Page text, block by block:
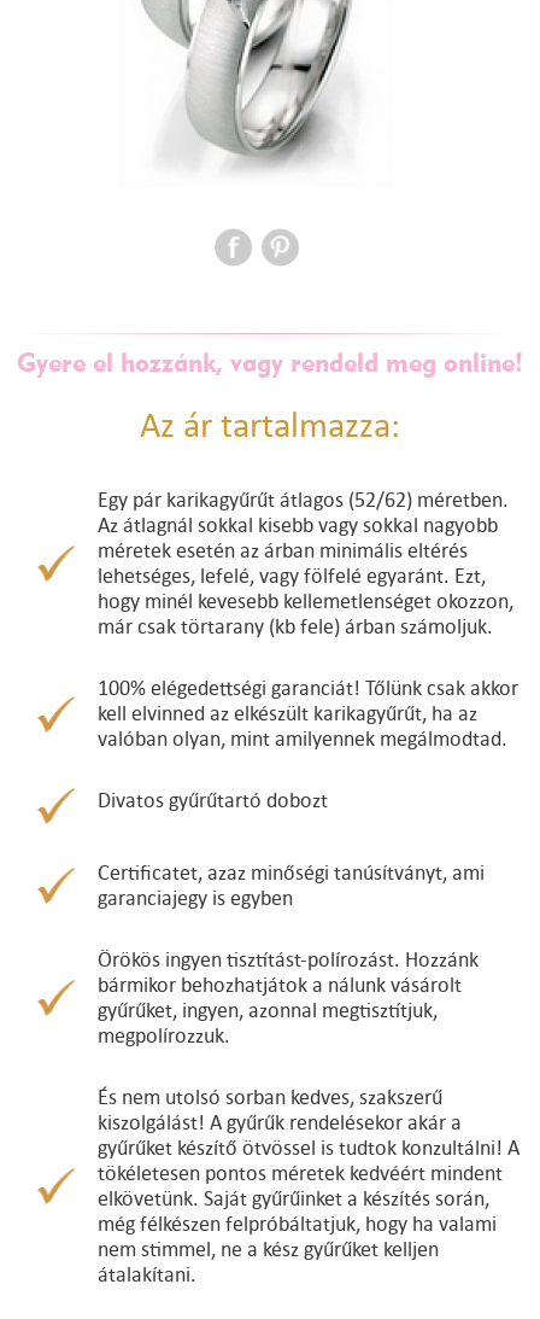
Gyere el hozzánk, vagy rendeld meg online!
Az ár tartalmazza:
Egy pár karikagyűrűt átlagos (52/62) méretben.
Az átlagnál sokkal kisebb vagy sokkal nagyobb
méretek esetén az árban minimális eltérés
lehetséges, lefelé, vagy fölfelé egyaránt. Ezt,
hogy minél kevesebb kellemetlenséget okozzon,
már csak törtarany (kb fele) árban számoljuk.
100% elégedettségi garanciát! Tőlünk csak akkor
kell elvinned az elkészült karikagyűrűt, ha az
valóban olyan, mint amilyennek megálmodtad.
Divatos gyűrűtartó dobozt
Certificatet, azaz minőségi tanúsítványt, ami
garanciajegy is egyben
Örökös ingyen tisztítást-polírozást. Hozzánk
bármikor behozhatjátok a nálunk vásárolt
gyűrűket, ingyen, azonnal megtisztítjuk,
megpolírozzuk.
És nem utolsó sorban kedves, szakszerű
kiszolgálást! A gyűrűk rendelésekor akár a
gyűrűket készítő ötvössel is tudtok konzultálni! A
tökéletesen pontos méretek kedvéért mindent
elkövetünk. Saját gyűrűinket a készítés során,
még félkészen felpróbáltatjuk, hogy ha valami
nem stimmel, ne a kész gyűrűket kelljen
átalakítani.